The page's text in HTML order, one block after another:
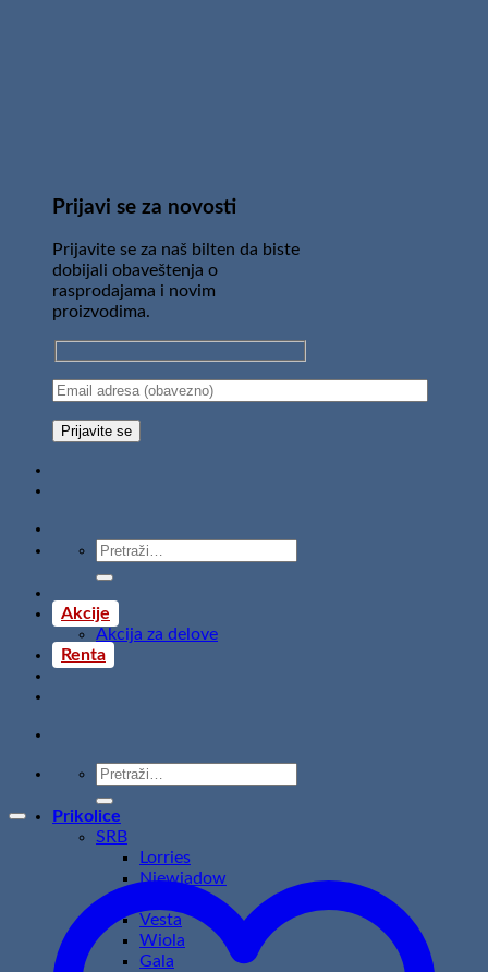
Prijavi se za novosti
Prijavite se za naš bilten da biste
dobijali obaveštenja o
rasprodajama i novim
proizvodima.
Pretraži:
Akcije
Akcija za delove
Renta
Pretraži:
Prikolice
SRB
Lorries
Niewiadow
Vesta
Wiola
Gala